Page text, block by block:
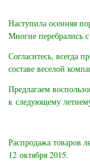
Наступила осенняя
Многие перебрались
Согласитесь, всегда
составе веселой
Предлагаем
к следующему
Распродажа товаров
12 октября 2015.